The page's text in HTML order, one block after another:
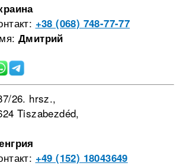
+38 (068) 748-77-77
Дмитрий
26. hrsz.,
Tiszabezdéd,
+49 (152) 18043649